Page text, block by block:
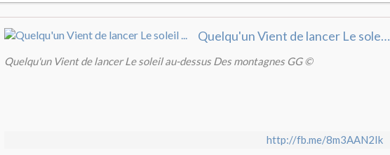
Quelqu'un Vient de lancer Le soleil ...
Quelqu'un Vient de lancer Le soleil au-dessus Des montagnes GG ©
http://fb.me/8m3AAN2Ik